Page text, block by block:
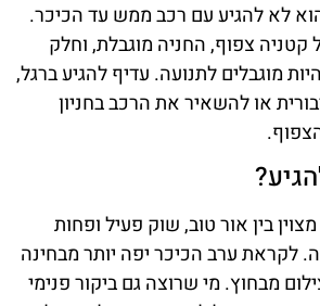
לא להגיע עם רכב ממש עד הכיכר.
קטניה צפוף, החניה מוגבלת, וחלק
מוגבלים לתנועה. עדיף להגיע ברגל,
או להשאיר את הרכב בחניון
בין אור טוב, שוק פעיל ופחות
לקראת ערב הכיכר יפה יותר מבחינה
מבחוץ. מי שרוצה גם ביקור פנימי